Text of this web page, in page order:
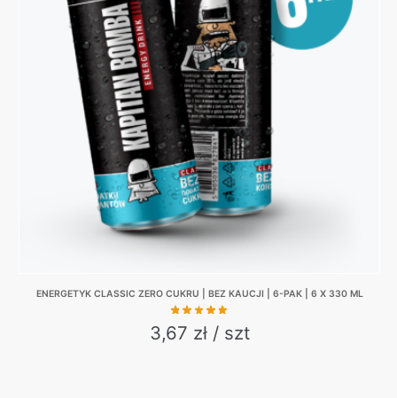
The
options
may
be
chosen
on
the
product
page
ENERGETYK CLASSIC ZERO CUKRU | BEZ KAUCJI | 6-PAK | 6 X 330 ML
3,67 zł / szt